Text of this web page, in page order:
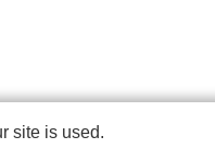
site is used.